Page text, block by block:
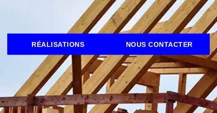
RÉALISATIONS NOUS CONTACTER